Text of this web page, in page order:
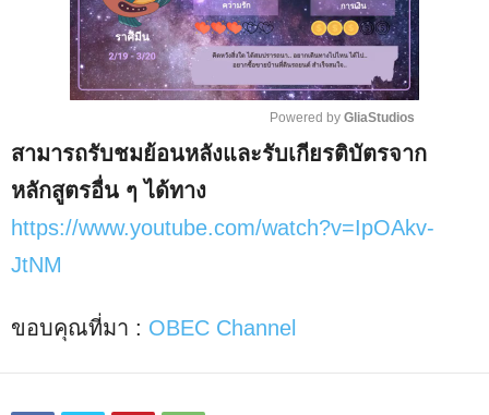
M
e
Powered by GliaStudios
สามารถรับชมย้อนหลังและรับเกียรติบัตรจาก
หลักสูตรอื่น ๆ ได้ทาง
https://www.youtube.com/watch?v=IpOAkv-
JtNM
ขอบคุณที่มา : OBEC Channel